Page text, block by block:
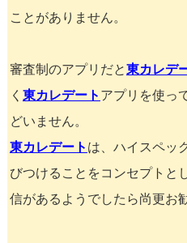
ことがありません。
審査制のアプリだと東カレデ
く 東カレデート アプリを使っ
どいません。
東カレデート は、ハイスペッ
びつけることをコンセプトと
信があるようでしたら尚更お